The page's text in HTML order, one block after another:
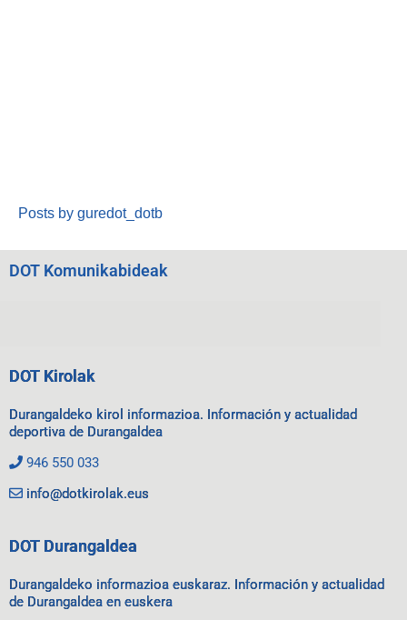
Posts by guredot_dotb
DOT Komunikabideak
DOT Kirolak
Durangaldeko kirol informazioa. Información y actualidad
deportiva de Durangaldea
946 550 033
info@dotkirolak.eus
DOT Durangaldea
Durangaldeko informazioa euskaraz. Información y actualidad
de Durangaldea en euskera